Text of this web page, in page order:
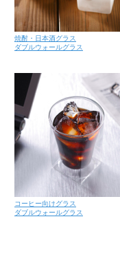
焼酎・日本酒グラス
ダブルウォールグラス
コーヒー向けグラス
ダブルウォールグラス